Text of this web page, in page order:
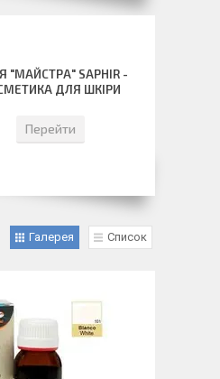
"МАЙСТРА" SAPHIR -
ДЛЯ ШКІРИ
Перейти
Галерея Список